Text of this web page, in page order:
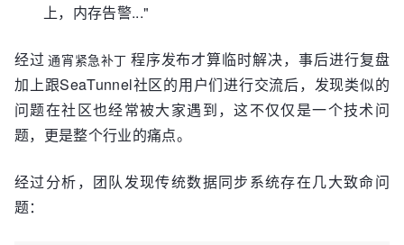
上，内存告警..."
经过 通宵紧急补丁 程序发布才算临时解决，事后进行复盘
加上跟SeaTunnel社区的用户们进行交流后，发现类似的
问题在社区也经常被大家遇到，这不仅仅是一个技术问
题，更是整个行业的痛点。
经过分析，团队发现传统数据同步系统存在几大致命问
题：